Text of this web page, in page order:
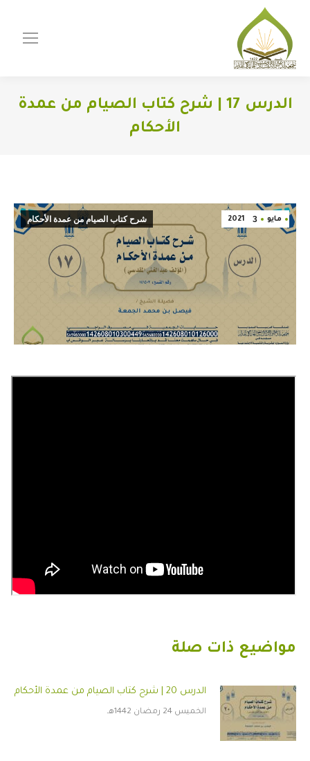
الدرس 17 | شرح كتاب الصيام من عمدة
الأحكام
مايو 3
2021 شرح كتاب الصيام من عمدة الأحكام
مواضيع ذات صلة
الدرس 20 | شرح كتاب الصيام من عمدة الأحكام
الخميس 24 رمضان 1442هـ